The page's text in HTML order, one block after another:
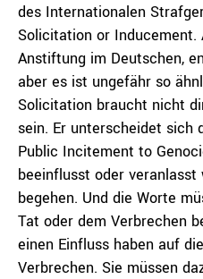
des Internationalen
Solicitation or
Anstiftung im Deutschen,
aber es ist ungefähr so
Solicitation braucht nicht
sein. Er unterscheidet sich
Public Incitement to
beeinflusst oder veranlasst
begehen. Und die Worte
Tat oder dem Verbrechen
einen Einfluss haben auf
Verbrechen. Sie müssen